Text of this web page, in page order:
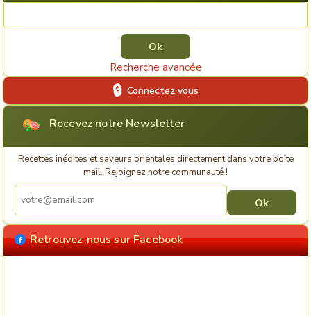
Recherche avancée
Connectez vous
Recevez notre Newsletter
Recettes inédites et saveurs orientales directement dans votre boîte
mail. Rejoignez notre communauté !
Retrouvez-nous sur Facebook